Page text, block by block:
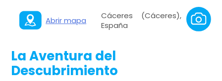
Abrir mapa
Cáceres (Cáceres),
España
La Aventura del
Descubrimiento